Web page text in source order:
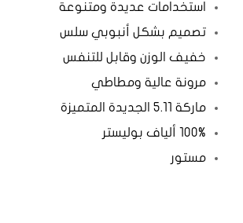
استخدامات عديدة ومتنوعة
تصميم بشكل أنبوبي سلس
خفيف الوزن وقابل للتنفس
مرونة عالية ومطاطي
ماركة 5.11 الجديدة المتميزة
100% ألياف بوليستر
مستور